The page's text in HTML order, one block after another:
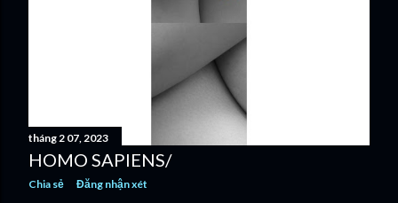
tháng 2 07, 2023
HOMO SAPIENS/
Chia sẻ Đăng nhận xét